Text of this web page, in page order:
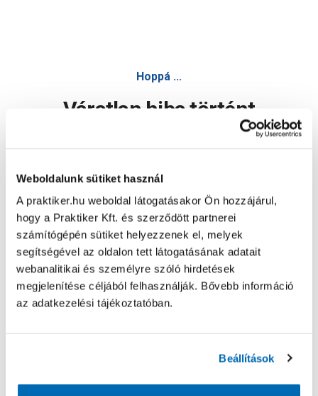
Weboldalunk sütiket használ
A praktiker.hu weboldal látogatásakor Ön hozzájárul,
hogy a Praktiker Kft. és szerződött partnerei
számítógépén sütiket helyezzenek el, melyek
segítségével az oldalon tett látogatásának adatait
webanalitikai és személyre szóló hirdetések
megjelenítése céljából felhasználják. Bővebb információ
az adatkezelési tájékoztatóban.
Beállítások
Hoppá ...
Váratlan hiba történt
Oldal újratöltése